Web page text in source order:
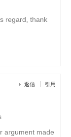
regard, thank
返信 引用
argument made